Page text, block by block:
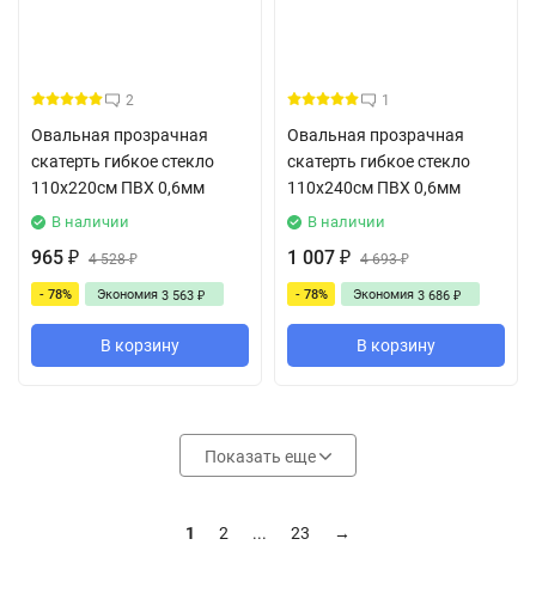
2
Овальная прозрачная
скатерть гибкое стекло
110x220см ПВХ 0,6мм
В наличии
965 ₽ 4 528₽
- 78% Экономия 3 563 ₽
В корзину
1
Овальная прозрачная
скатерть гибкое стекло
110x240см ПВХ 0,6мм
В наличии
1 007 ₽ 4 693₽
- 78% Экономия 3 686 ₽
В корзину
Показать еще
1 2 ... 23 →